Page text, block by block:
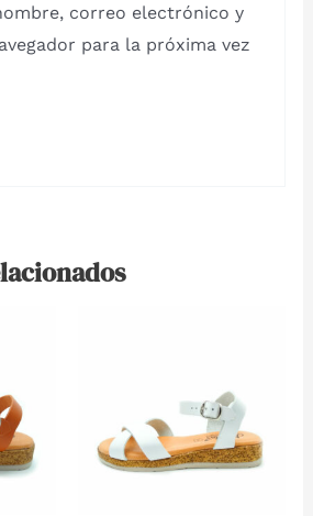
correo electrónico y
para la próxima vez